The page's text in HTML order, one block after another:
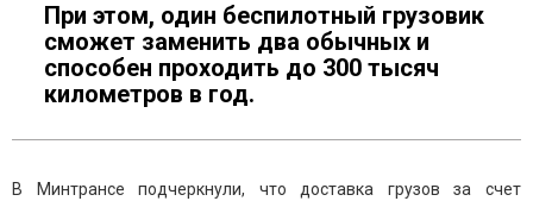
При этом, один беспилотный грузовик
сможет заменить два обычных и
способен проходить до 300 тысяч
километров в год.
В Минтрансе подчеркнули, что доставка грузов за счет